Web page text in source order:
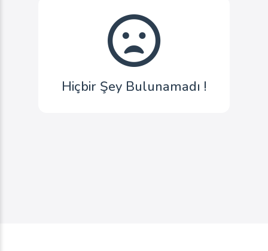
Hiçbir Şey Bulunamadı !